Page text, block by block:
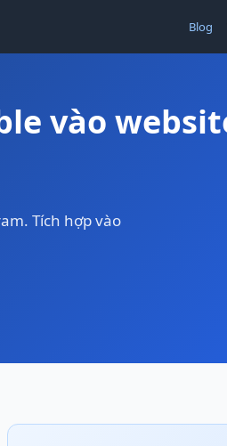
Blog
vào
Tích hợp vào